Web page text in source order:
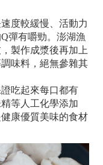
度較緩慢、活動力
彈有嚼勁。澎湖漁
製作成漿後再加上
味料，絕無參雜其
吃起來每口都有
等人工化學添加
康優質美味的食材